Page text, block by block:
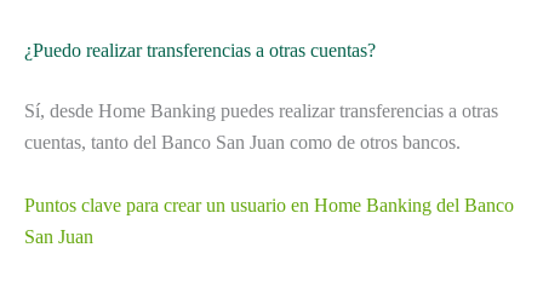
¿Puedo realizar transferencias a otras cuentas?
Sí, desde Home Banking puedes realizar transferencias a otras
cuentas, tanto del Banco San Juan como de otros bancos.
Puntos clave para crear un usuario en Home Banking del Banco
San Juan